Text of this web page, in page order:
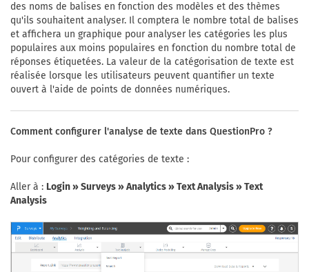
des noms de balises en fonction des modèles et des thèmes
qu'ils souhaitent analyser. Il comptera le nombre total de balises
et affichera un graphique pour analyser les catégories les plus
populaires aux moins populaires en fonction du nombre total de
réponses étiquetées. La valeur de la catégorisation de texte est
réalisée lorsque les utilisateurs peuvent quantifier un texte
ouvert à l'aide de points de données numériques.
Comment configurer l'analyse de texte dans QuestionPro ?
Pour configurer des catégories de texte :
Aller à : Login » Surveys » Analytics » Text Analysis » Text
Analysis